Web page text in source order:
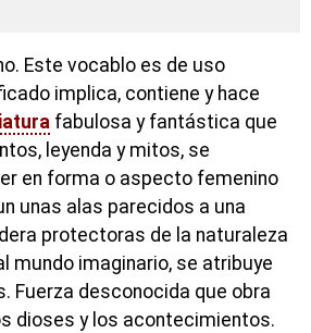
Este vocablo es de uso
implica, contiene y hace
fabulosa y fantástica que
leyenda y mitos, se
en forma o aspecto femenino
unas alas parecidos a una
protectoras de la naturaleza
mundo imaginario, se atribuye
Fuerza desconocida que obra
dioses y los acontecimientos.